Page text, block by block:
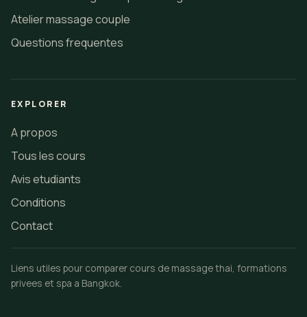
Atelier massage couple
Questions frequentes
EXPLORER
A propos
Tous les cours
Avis etudiants
Conditions
Contact
Liens utiles pour comparer cours de massage thai, formations
privees et spa a Bangkok.